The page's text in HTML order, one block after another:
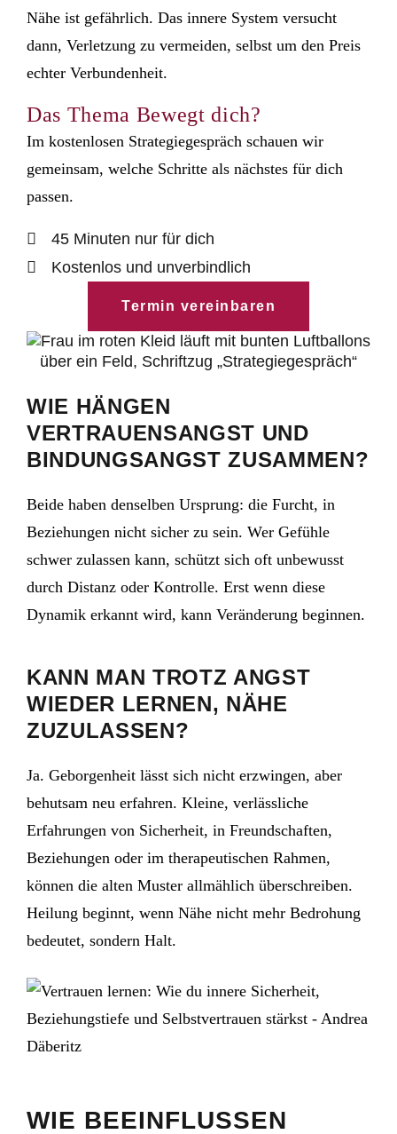
Nähe ist gefährlich. Das innere System versucht
dann, Verletzung zu vermeiden, selbst um den Preis
echter Verbundenheit.
Das Thema Bewegt dich?
Im kostenlosen Strategiegespräch schauen wir
gemeinsam, welche Schritte als nächstes für dich
passen.
45 Minuten nur für dich
Kostenlos und unverbindlich
Termin vereinbaren
WIE HÄNGEN
VERTRAUENSANGST UND
BINDUNGSANGST ZUSAMMEN?
Beide haben denselben Ursprung: die Furcht, in
Beziehungen nicht sicher zu sein. Wer Gefühle
schwer zulassen kann, schützt sich oft unbewusst
durch Distanz oder Kontrolle. Erst wenn diese
Dynamik erkannt wird, kann Veränderung beginnen.
KANN MAN TROTZ ANGST
WIEDER LERNEN, NÄHE
ZUZULASSEN?
Ja. Geborgenheit lässt sich nicht erzwingen, aber
behutsam neu erfahren. Kleine, verlässliche
Erfahrungen von Sicherheit, in Freundschaften,
Beziehungen oder im therapeutischen Rahmen,
können die alten Muster allmählich überschreiben.
Heilung beginnt, wenn Nähe nicht mehr Bedrohung
bedeutet, sondern Halt.
WIE BEEINFLUSSEN